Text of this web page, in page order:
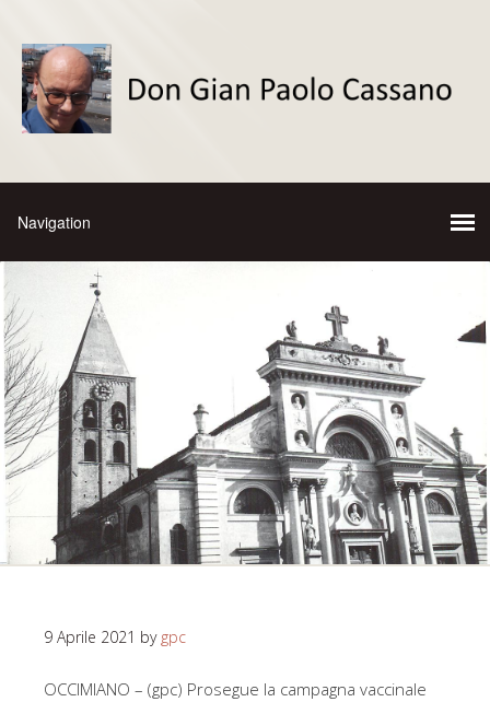
9 Aprile 2021 by gpc
OCCIMIANO – (gpc) Prosegue la campagna vaccinale